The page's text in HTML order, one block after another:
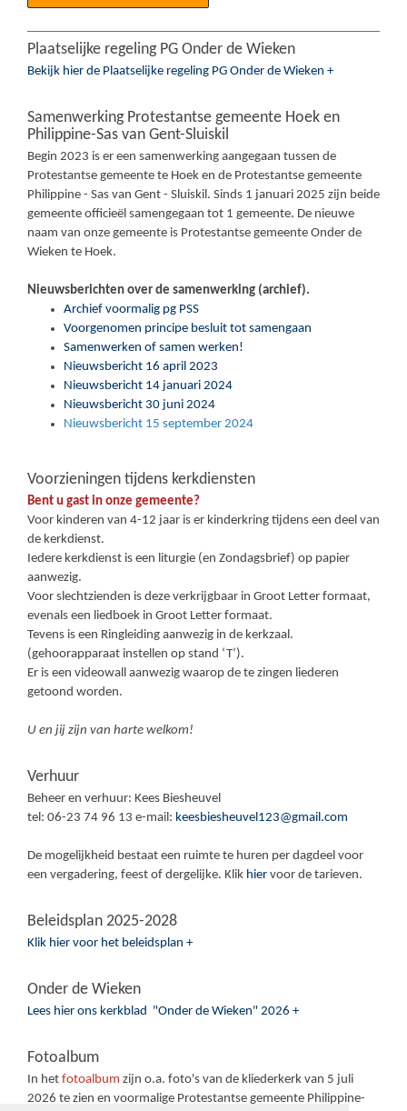
Plaatselijke regeling PG Onder de Wieken
Bekijk hier de Plaatselijke regeling PG Onder de Wieken +
Samenwerking Protestantse gemeente Hoek en
Philippine-Sas van Gent-Sluiskil
Begin 2023 is er een samenwerking aangegaan tussen de
Protestantse gemeente te Hoek en de Protestantse gemeente
Philippine - Sas van Gent - Sluiskil. Sinds 1 januari 2025 zijn beide
gemeente officieël samengegaan tot 1 gemeente. De nieuwe
naam van onze gemeente is Protestantse gemeente Onder de
Wieken te Hoek.
Nieuwsberichten over de samenwerking (archief).
Archief voormalig pg PSS
Voorgenomen principe besluit tot samengaan
Samenwerken of samen werken!
Nieuwsbericht 16 april 2023
Nieuwsbericht 14 januari 2024
Nieuwsbericht 30 juni 2024
Nieuwsbericht 15 september 2024
Voorzieningen tijdens kerkdiensten
Bent u gast in onze gemeente?
Voor kinderen van 4-12 jaar is er kinderkring tijdens een deel van
de kerkdienst.
Iedere kerkdienst is een liturgie (en Zondagsbrief) op papier
aanwezig.
Voor slechtzienden is deze verkrijgbaar in Groot Letter formaat,
evenals een liedboek in Groot Letter formaat.
Tevens is een Ringleiding aanwezig in de kerkzaal.
(gehoorapparaat instellen op stand ‘T’).
Er is een videowall aanwezig waarop de te zingen liederen
getoond worden.
U en jij zijn van harte welkom!
Verhuur
Beheer en verhuur: Kees Biesheuvel
tel: 06-23 74 96 13 e-mail: keesbiesheuvel123@gmail.com
De mogelijkheid bestaat een ruimte te huren per dagdeel voor
een vergadering, feest of dergelijke. Klik hier voor de tarieven.
Beleidsplan 2025-2028
Klik hier voor het beleidsplan +
Onder de Wieken
Lees hier ons kerkblad "Onder de Wieken" 2026 +
Fotoalbum
In het fotoalbum zijn o.a. foto's van de kliederkerk van 5 juli
2026 te zien en voormalige Protestantse gemeente Philippine-